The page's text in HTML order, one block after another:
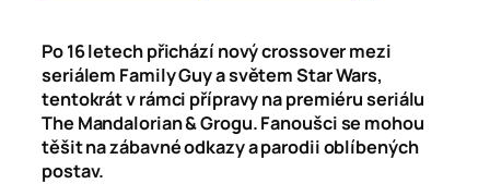
Po 16 letech přichází nový crossover mezi
seriálem Family Guy a světem Star Wars,
tentokrát v rámci přípravy na premiéru seriálu
The Mandalorian & Grogu. Fanoušci se mohou
těšit na zábavné odkazy a parodii oblíbených
postav.